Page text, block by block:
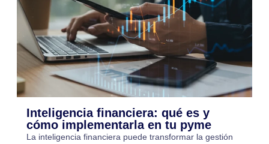
Inteligencia financiera: qué es y
cómo implementarla en tu pyme
La inteligencia financiera puede transformar la gestión